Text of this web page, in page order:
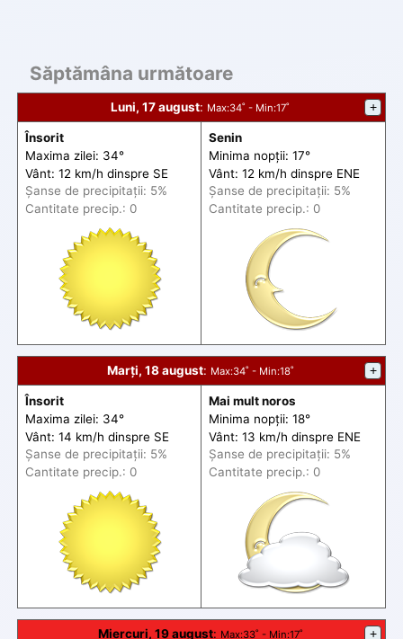
Săptămâna următoare
Luni, 17 august: Max:34˚ - Min:17˚ +
Însorit
Maxima zilei: 34°
Vânt: 12 km/h dinspre SE
Șanse de precipitații: 5%
Cantitate precip.: 0
Senin
Minima nopții: 17°
Vânt: 12 km/h dinspre ENE
Șanse de precipitații: 5%
Cantitate precip.: 0
Marți, 18 august: Max:34˚ - Min:18˚ +
Însorit
Maxima zilei: 34°
Vânt: 14 km/h dinspre SE
Șanse de precipitații: 5%
Cantitate precip.: 0
Mai mult noros
Minima nopții: 18°
Vânt: 13 km/h dinspre ENE
Șanse de precipitații: 5%
Cantitate precip.: 0
Miercuri, 19 august: Max:33˚ - Min:17˚ +